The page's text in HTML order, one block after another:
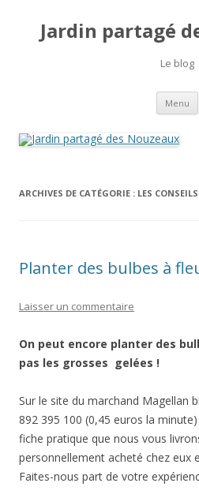
Jardin partagé
Le blog
Menu
ARCHIVES DE CATÉGORIE : LES
Planter des bulbes à
Laisser un commentaire
On peut encore planter des
pas les grosses gelées !
Sur le site du marchand Magellan
892 395 100 (0,45 euros la
fiche pratique que nous vous
personnellement acheté chez eux
Faites-nous part de votre